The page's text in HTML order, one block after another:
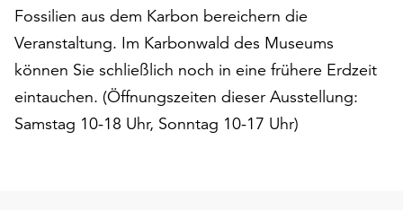
können
Ihr
Einverständnis
jederzeit
ändern
und
Fossilien aus dem Karbon bereichern die
Veranstaltung. Im Karbonwald des Museums
können Sie schließlich noch in eine frühere Erdzeit
eintauchen. (Öffnungszeiten dieser Ausstellung:
Samstag 10-18 Uhr, Sonntag 10-17 Uhr)